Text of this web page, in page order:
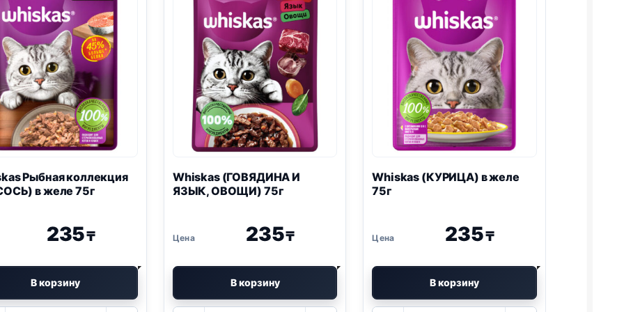
Рыбная коллекция
в желе 75г
235₸
В корзину
Whiskas (ГОВЯДИНА И
ЯЗЫК, ОВОЩИ) 75г
235₸
В корзину
Whiskas (КУРИЦА) в желе
75г
235₸
В корзину